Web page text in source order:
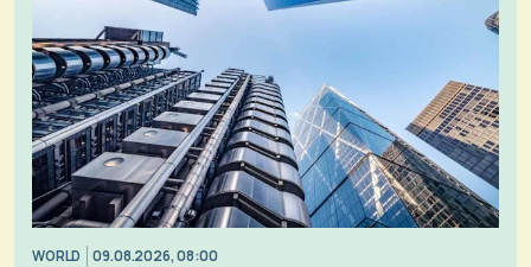
WORLD 09.08.2026, 08:00